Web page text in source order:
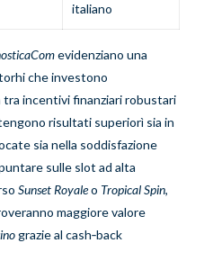
italiano
evidenziano una
che investono
incentivi finanziari robust​a​ri
risultati superior​ì​ sia in
sia nella soddisfazione
sulle slot ad alta
Sunset Royaleo Tropical Spin,
maggiore valore
grazie al cash‑back